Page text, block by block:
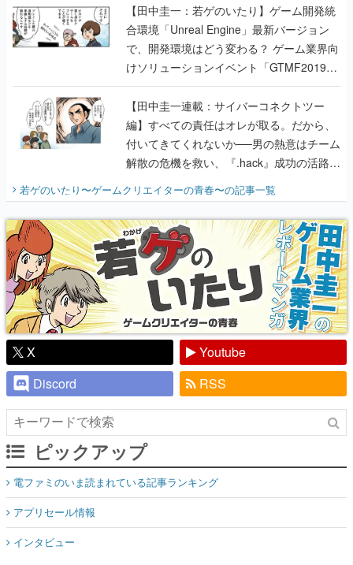
【田中圭一：若ゲのいたり】ゲーム開発統
合環境「Unreal Engine」最新バージョン
で、開発環境はどう変わる？ ゲーム業界向
けソリューションイベント「GTMF2019」
に行って、より理解を深めよう【PR】
【田中圭一連載：サイバーコネクトツー
編】すべての責任はオレが取る。だから、
付いてきてくれないか──男の熱意はチーム
解散の危機を救い、『.hack』成功の活路を
開く。業界の快男児・松山 洋に流れる血は
『少年ジャンプ』色だった【若ゲのいた
り】
若ゲのいたり〜ゲームクリエイターの青春〜の記事一覧
X
Youtube
Discord
RSS
ピックアップ
電ファミのいま読まれている記事ランキング
アプリセール情報
インタビュー